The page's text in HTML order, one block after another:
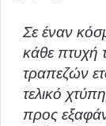
Σε έναν
κάθε πτυχή
τραπεζών
τελικό
προς